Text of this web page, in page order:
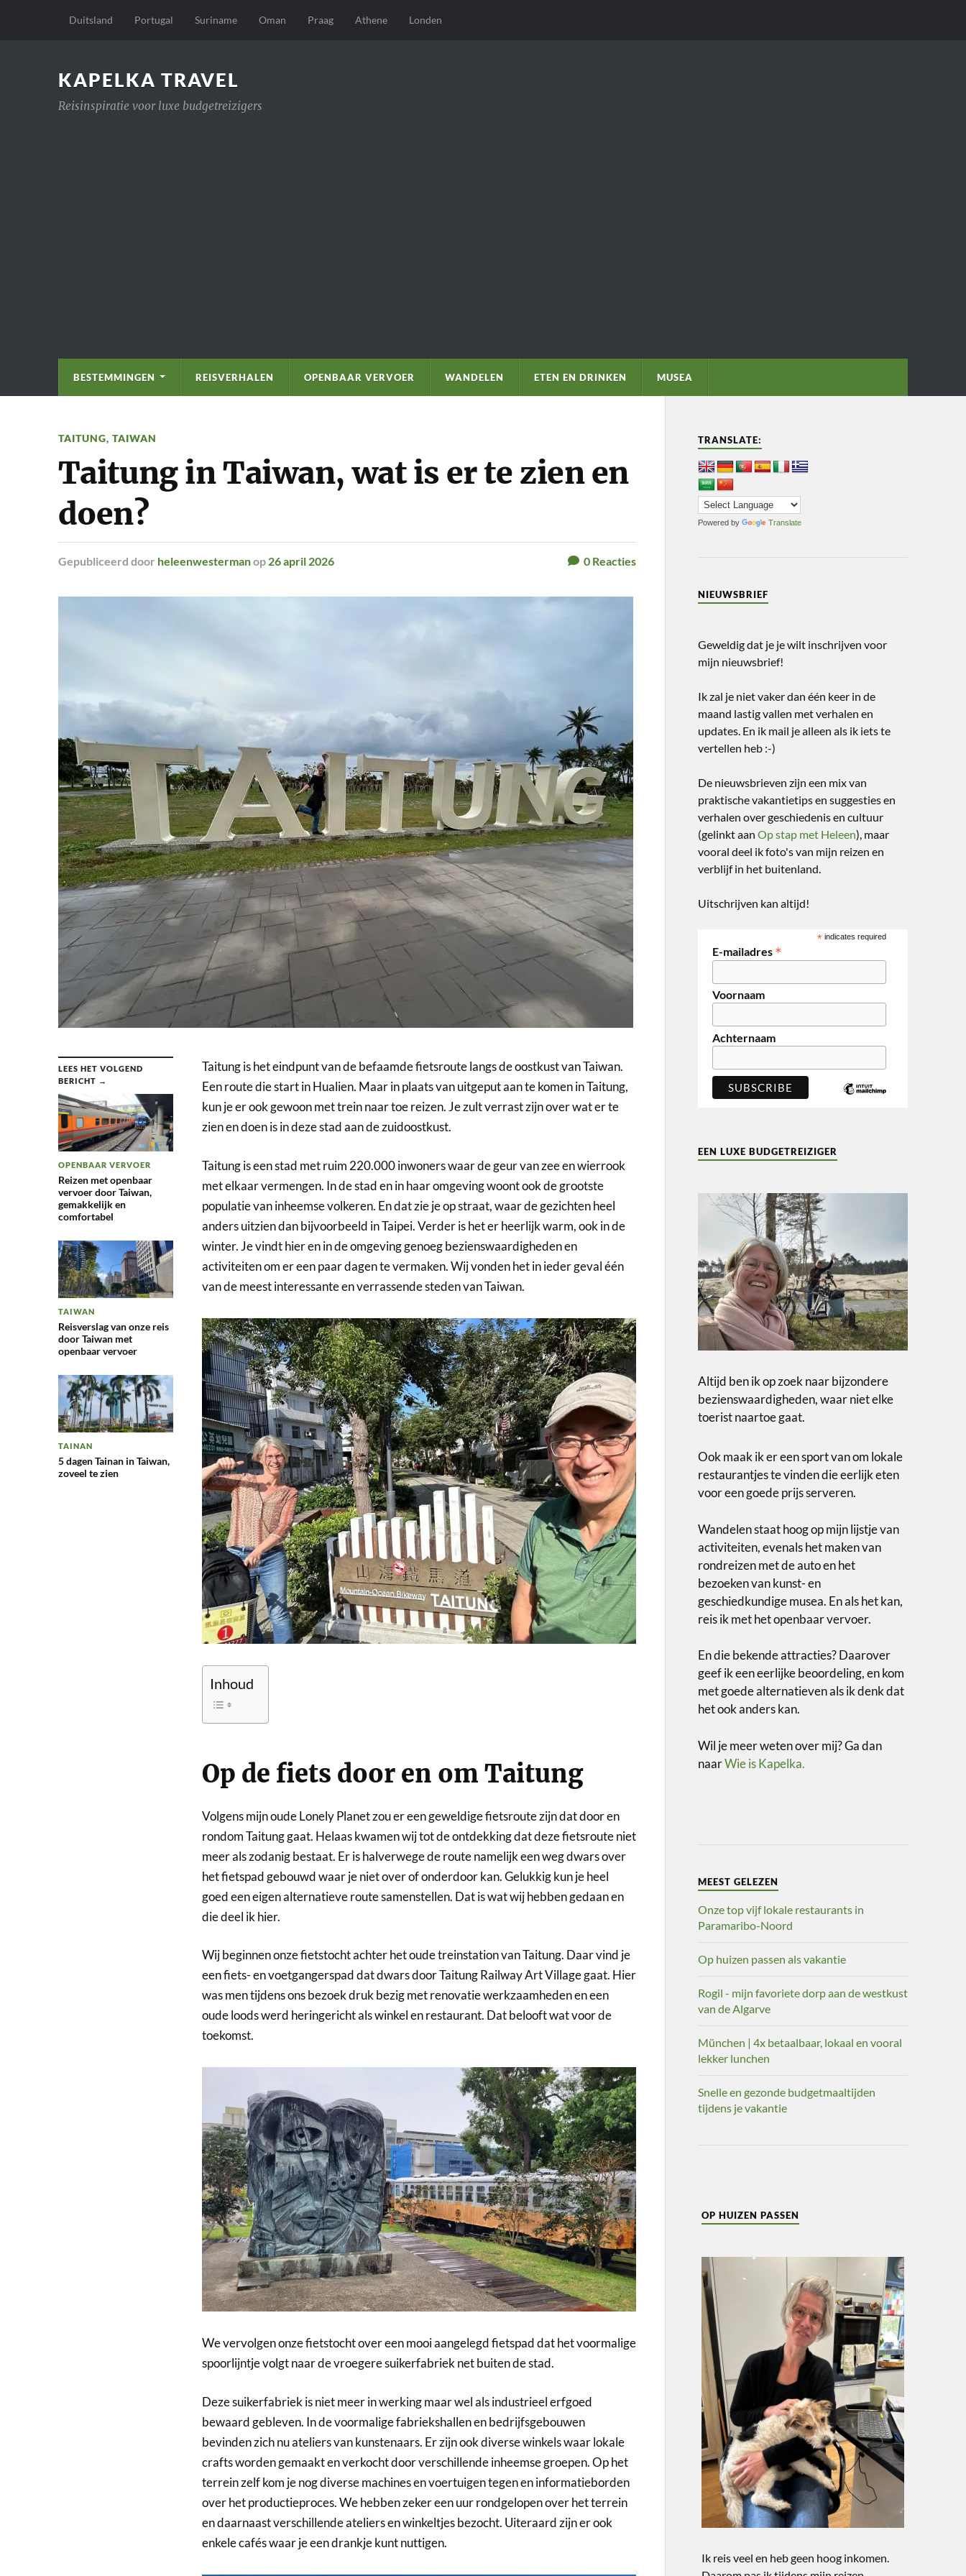
Duitsland Portugal Suriname Oman Praag Athene Londen
KAPELKA TRAVEL
Reisinspiratie voor luxe budgetreizigers
BESTEMMINGEN REISVERHALEN OPENBAAR VERVOER WANDELEN ETEN EN DRINKEN MUSEA
TAITUNG, TAIWAN
Taitung in Taiwan, wat is er te zien en
doen?
Gepubliceerd door heleenwestermanop 26 april 2026 0Reacties
LEES HET VOLGEND
BERICHT →
OPENBAAR VERVOER
Reizen met openbaar
vervoer door Taiwan,
gemakkelijk en
comfortabel
TAIWAN
Reisverslag van onze reis
door Taiwan met
openbaar vervoer
TAINAN
5 dagen Tainan in Taiwan,
zoveel te zien
Taitung is het eindpunt van de befaamde fietsroute langs de oostkust van Taiwan.
Een route die start in Hualien. Maar in plaats van uitgeput aan te komen in Taitung,
kun je er ook gewoon met trein naar toe reizen. Je zult verrast zijn over wat er te
zien en doen is in deze stad aan de zuidoostkust.
Taitung is een stad met ruim 220.000 inwoners waar de geur van zee en wierrook
met elkaar vermengen. In de stad en in haar omgeving woont ook de grootste
populatie van inheemse volkeren. En dat zie je op straat, waar de gezichten heel
anders uitzien dan bijvoorbeeld in Taipei. Verder is het er heerlijk warm, ook in de
winter. Je vindt hier en in de omgeving genoeg bezienswaardigheden en
activiteiten om er een paar dagen te vermaken. Wij vonden het in ieder geval één
van de meest interessante en verrassende steden van Taiwan.
Inhoud
Op de fiets door en om Taitung
Volgens mijn oude Lonely Planet zou er een geweldige fietsroute zijn dat door en
rondom Taitung gaat. Helaas kwamen wij tot de ontdekking dat deze fietsroute niet
meer als zodanig bestaat. Er is halverwege de route namelijk een weg dwars over
het fietspad gebouwd waar je niet over of onderdoor kan. Gelukkig kun je heel
goed een eigen alternatieve route samenstellen. Dat is wat wij hebben gedaan en
die deel ik hier.
Wij beginnen onze fietstocht achter het oude treinstation van Taitung. Daar vind je
een fiets- en voetgangerspad dat dwars door Taitung Railway Art Village gaat. Hier
was men tijdens ons bezoek druk bezig met renovatie werkzaamheden en een
oude loods werd heringericht als winkel en restaurant. Dat belooft wat voor de
toekomst.
We vervolgen onze fietstocht over een mooi aangelegd fietspad dat het voormalige
spoorlijntje volgt naar de vroegere suikerfabriek net buiten de stad.
Deze suikerfabriek is niet meer in werking maar wel als industrieel erfgoed
bewaard gebleven. In de voormalige fabriekshallen en bedrijfsgebouwen
bevinden zich nu ateliers van kunstenaars. Er zijn ook diverse winkels waar lokale
crafts worden gemaakt en verkocht door verschillende inheemse groepen. Op het
terrein zelf kom je nog diverse machines en voertuigen tegen en informatieborden
over het productieproces. We hebben zeker een uur rondgelopen over het terrein
en daarnaast verschillende ateliers en winkeltjes bezocht. Uiteraard zijn er ook
enkele cafés waar je een drankje kunt nuttigen.
TRANSLATE:
Powered by Translate
NIEUWSBRIEF
Geweldig dat je je wilt inschrijven voor
mijn nieuwsbrief!
Ik zal je niet vaker dan één keer in de
maand lastig vallen met verhalen en
updates. En ik mail je alleen als ik iets te
vertellen heb :-)
De nieuwsbrieven zijn een mix van
praktische vakantietips en suggesties en
verhalen over geschiedenis en cultuur
(gelinkt aan Op stap met Heleen), maar
vooral deel ik foto's van mijn reizen en
verblijf in het buitenland.
Uitschrijven kan altijd!
* indicates required
E-mailadres *
Voornaam
Achternaam
EEN LUXE BUDGETREIZIGER
Altijd ben ik op zoek naar bijzondere
bezienswaardigheden, waar niet elke
toerist naartoe gaat.
Ook maak ik er een sport van om lokale
restaurantjes te vinden die eerlijk eten
voor een goede prijs serveren.
Wandelen staat hoog op mijn lijstje van
activiteiten, evenals het maken van
rondreizen met de auto en het
bezoeken van kunst- en
geschiedkundige musea. En als het kan,
reis ik met het openbaar vervoer.
En die bekende attracties? Daarover
geef ik een eerlijke beoordeling, en kom
met goede alternatieven als ik denk dat
het ook anders kan.
Wil je meer weten over mij? Ga dan
naarWie is Kapelka.
MEEST GELEZEN
Onze top vijf lokale restaurants in
Paramaribo-Noord
Op huizen passen als vakantie
Rogil - mijn favoriete dorp aan de westkust
van de Algarve
München | 4x betaalbaar, lokaal en vooral
lekker lunchen
Snelle en gezonde budgetmaaltijden
tijdens je vakantie
OP HUIZEN PASSEN
Ik reis veel en heb geen hoog inkomen.